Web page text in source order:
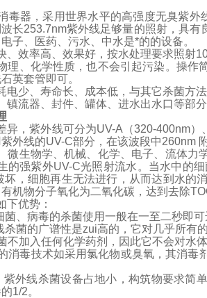
毒器，采用世界水平的高强度无臭紫
长253.7nm紫外线足够量的照射，具有
子、医药、污水、中水是*的的设备。
、效率高、效果好，按水处理要求照射
理、化学性质，也不会引起污染。操
英套管即可。
电少、寿命长、成本低，与其它杀菌方
流器、封件、罐体、进水出水口等部分
异，紫外线可分为UV-A（320-400nm）
外线的UV-C部分，在该波段中260nm
微生物学、机械、化学、电子、流体
的强紫外UV-C光照射流水。当水中的
坏，细胞再生无法进行，从而达到水的
机物分子氧化为二氧化碳，达到去除
下优势：
菌、病毒的杀菌使用一般在一至二秒即可
杀菌的广谱性是zui高的，它对几乎所有
不加入任何化学药剂，因此它不会对水
消毒技术如采用氯化物或臭氧，其消毒
外线杀菌设备占地小，构筑物要求简
1/2。